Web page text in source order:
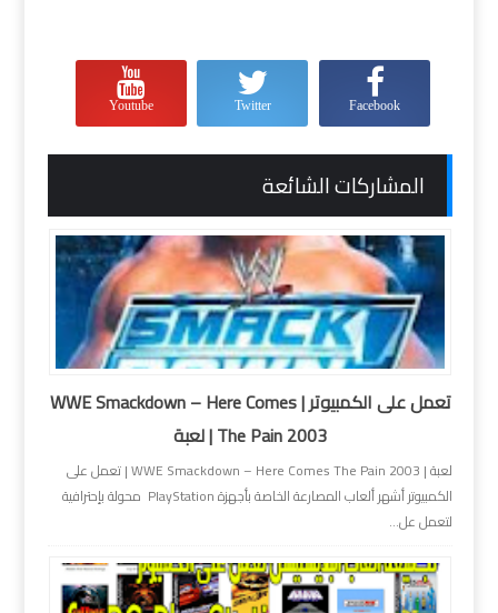
Facebook
Twitter
Youtube
المشاركات الشائعة
تعمل على الكمبيوتر | WWE Smackdown – Here Comes
The Pain 2003 | لعبة
لعبة | WWE Smackdown – Here Comes The Pain 2003 | تعمل على
الكمبيوتر أشهر ألعاب المصارعة الخاصة بأجهزة PlayStation محولة بإحترافية
لتعمل عل...